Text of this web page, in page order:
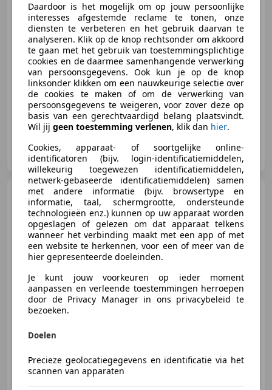
€ 9.750
10/2015 182.149 km Benzine 97 kW (132 PK)
Auto Kiewiet
NL-9403 AW ASSEN
Toyota Aygo1.0 VVT-i x-
fun|Bluetooth|Airco|All-
seasonbanden
€ 7.450
02/2018
Auto Kiewiet
Daardoor is het mogelijk om op jouw persoonlijke
interesses afgestemde reclame te tonen, onze
diensten te verbeteren en het gebruik daarvan te
analyseren. Klik op de knop rechtsonder om akkoord
te gaan met het gebruik van toestemmingsplichtige
cookies en de daarmee samenhangende verwerking
van persoonsgegevens. Ook kun je op de knop
linksonder klikken om een nauwkeurige selectie over
de cookies te maken of om de verwerking van
persoonsgegevens te weigeren, voor zover deze op
basis van een gerechtvaardigd belang plaatsvindt.
Wil jij geen toestemming verlenen, klik dan hier.
Cookies, apparaat- of soortgelijke online-
identificatoren (bijv. login-identificatiemiddelen,
willekeurig toegewezen identificatiemiddelen,
netwerk-gebaseerde identificatiemiddelen) samen
met andere informatie (bijv. browsertype en
informatie, taal, schermgrootte, ondersteunde
technologieën enz.) kunnen op uw apparaat worden
opgeslagen of gelezen om dat apparaat telkens
wanneer het verbinding maakt met een app of met
een website te herkennen, voor een of meer van de
hier gepresenteerde doeleinden.
Je kunt jouw voorkeuren op ieder moment
aanpassen en verleende toestemmingen herroepen
door de Privacy Manager in ons privacybeleid te
bezoeken.
Doelen
Precieze geolocatiegegevens en identificatie via het
scannen van apparaten